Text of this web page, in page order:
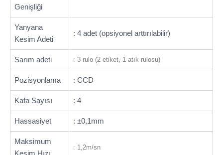
Genişliği
Yanyana
Kesim Adeti
: 4 adet (opsiyonel arttırılabilir)
Sarım adeti : 3 rulo (2 etiket, 1 atık rulosu)
Pozisyonlama : CCD
Kafa Sayısı : 4
Hassasiyet : ±0,1mm
Maksimum
Kesim Hızı
: 1,2m/sn